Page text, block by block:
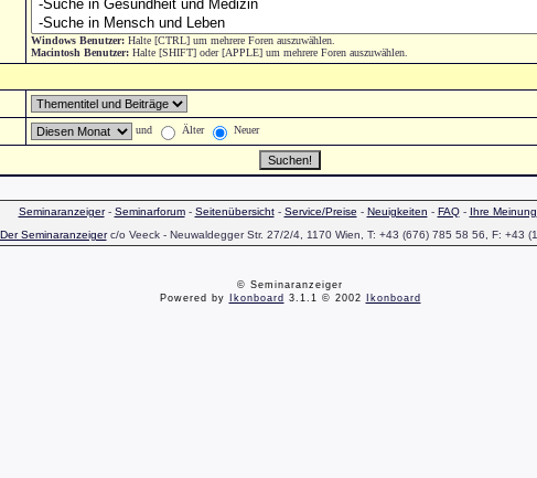
Windows Benutzer:Halte [CTRL] um mehrere Foren auszuwählen.
Macintosh Benutzer:Halte [SHIFT] oder [APPLE] um mehrere Foren auszuwählen.
und Älter Neuer
Seminaranzeiger- Seminarforum- Seitenübersicht- Service/Preise - Neuigkeiten - FAQ- Ihre Meinung
Der Seminaranzeigerc/o Veeck - Neuwaldegger Str. 27/2/4, 1170 Wien, T: +43 (676) 785 58 56, F: +43
© Seminaranzeiger
Powered by
Ikonboard 3.1.1 © 2002 Ikonboard